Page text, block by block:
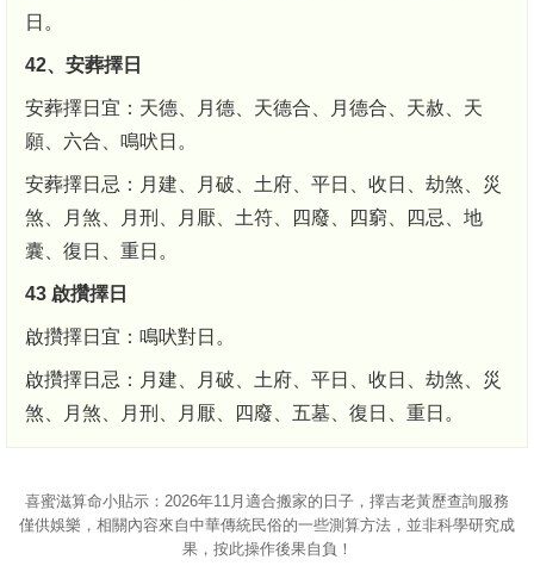
日。
42、安葬擇日
安葬擇日宜：天德、月德、天德合、月德合、天赦、天
願、六合、鳴吠日。
安葬擇日忌：月建、月破、土府、平日、收日、劫煞、災
煞、月煞、月刑、月厭、土符、四廢、四窮、四忌、地
囊、復日、重日。
43 啟攢擇日
啟攢擇日宜：鳴吠對日。
啟攢擇日忌：月建、月破、土府、平日、收日、劫煞、災
煞、月煞、月刑、月厭、四廢、五墓、復日、重日。
喜蜜滋算命小貼示：2026年11月適合搬家的日子，擇吉老黃歷查詢服務
僅供娛樂，相關內容來自中華傳統民俗的一些測算方法，並非科學研究成
果，按此操作後果自負！